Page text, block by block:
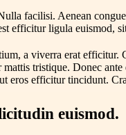
facilisi. Aenean
efficitur ligula euismod,
a viverra erat efficitur.
tristique. Donec
eros efficitur tincidunt.
euismod.